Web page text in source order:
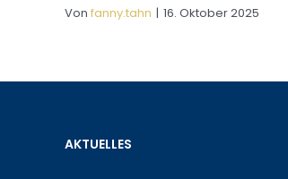
Von fanny.tahn | 16. Oktober 2025
AKTUELLES